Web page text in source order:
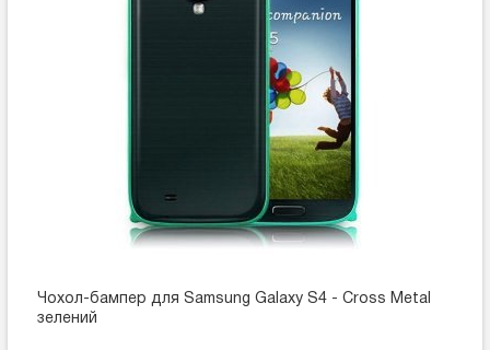
Чохол-бампер для Samsung Galaxy S4 - Cross Metal
зелений